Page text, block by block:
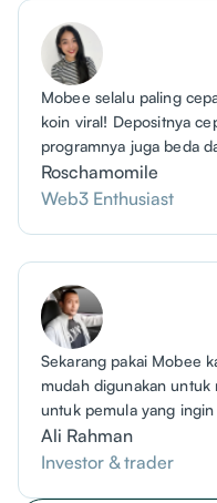
Mobee selalu paling
koin viral! Depositnya
programnya juga beda
Roschamomile
Web3 Enthusiast
Sekarang pakai Mobee
mudah digunakan untuk
untuk pemula yang
Ali Rahman
Investor & trader